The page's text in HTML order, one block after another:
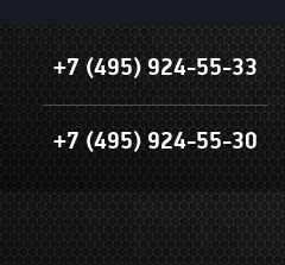
+7 (495) 924-55-33
+7 (495) 924-55-30